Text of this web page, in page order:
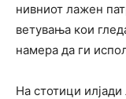
нивниот лажен
ветувања кои
намера да ги
На стотици